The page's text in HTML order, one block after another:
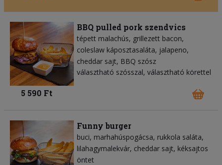
BBQ pulled pork szendvics
tépett malachús grillezett bacon
coleslaw káposztasaláta jalapeno
cheddar sajt BBQ szósz
választható szósszal, választható körettel
5 590 Ft
Funny burger
buci marhahúspogácsa rukkola saláta
lilahagymalekvár cheddar sajt kéksajtos
öntet